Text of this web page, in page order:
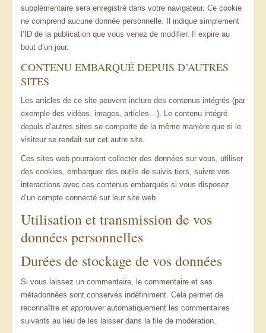
supplémentaire sera enregistré dans votre navigateur. Ce cookie
ne comprend aucune donnée personnelle. Il indique simplement
l’ID de la publication que vous venez de modifier. Il expire au
bout d’un jour.
CONTENU EMBARQUÉ DEPUIS D’AUTRES
SITES
Les articles de ce site peuvent inclure des contenus intégrés (par
exemple des vidéos, images, articles…). Le contenu intégré
depuis d’autres sites se comporte de la même manière que si le
visiteur se rendait sur cet autre site.
Ces sites web pourraient collecter des données sur vous, utiliser
des cookies, embarquer des outils de suivis tiers, suivre vos
interactions avec ces contenus embarqués si vous disposez
d’un compte connecté sur leur site web.
Utilisation et transmission de vos
données personnelles
Durées de stockage de vos données
Si vous laissez un commentaire, le commentaire et ses
métadonnées sont conservés indéfiniment. Cela permet de
reconnaître et approuver automatiquement les commentaires
suivants au lieu de les laisser dans la file de modération.